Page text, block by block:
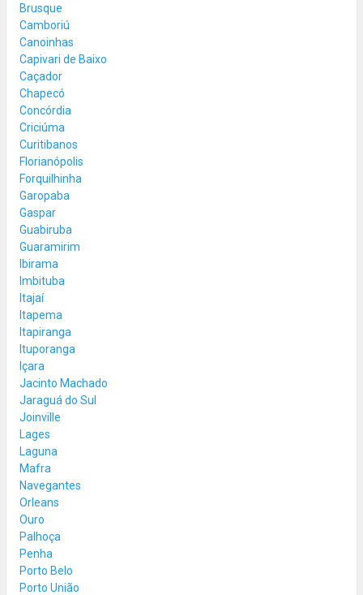
Brusque
Camboriú
Canoinhas
Capivari de Baixo
Caçador
Chapecó
Concórdia
Criciúma
Curitibanos
Florianópolis
Forquilhinha
Garopaba
Gaspar
Guabiruba
Guaramirim
Ibirama
Imbituba
Itajaí
Itapema
Itapiranga
Ituporanga
Içara
Jacinto Machado
Jaraguá do Sul
Joinville
Lages
Laguna
Mafra
Navegantes
Orleans
Ouro
Palhoça
Penha
Porto Belo
Porto União